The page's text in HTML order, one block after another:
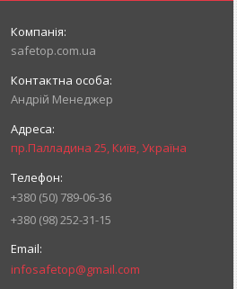
safetop.com.ua
Андрій Менеджер
пр.Палладина 25, Київ, Україна
+380 (50) 789-06-36
+380 (98) 252-31-15
infosafetop@gmail.com